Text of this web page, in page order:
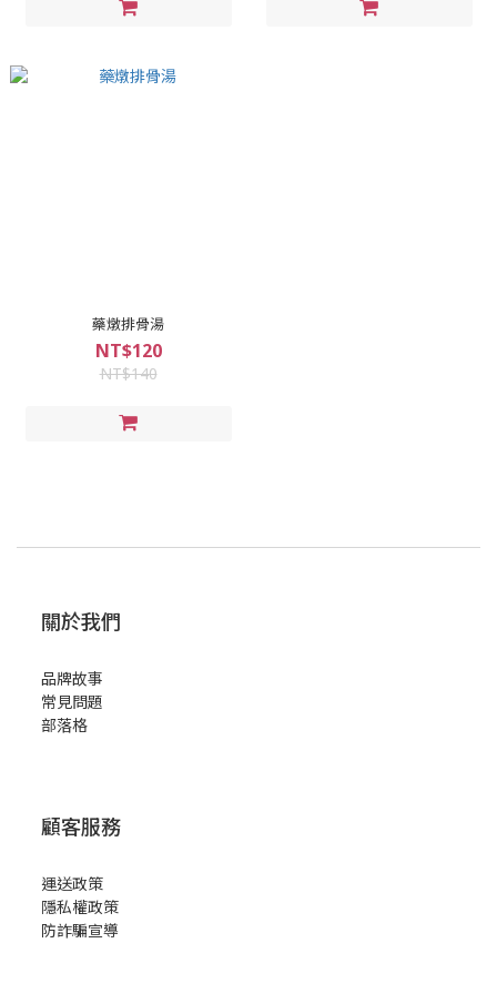
藥燉排骨湯
NT$120
NT$140
關於我們
品牌故事
常見問題
部落格
顧客服務
運送政策
隱私權政策
防詐騙宣導